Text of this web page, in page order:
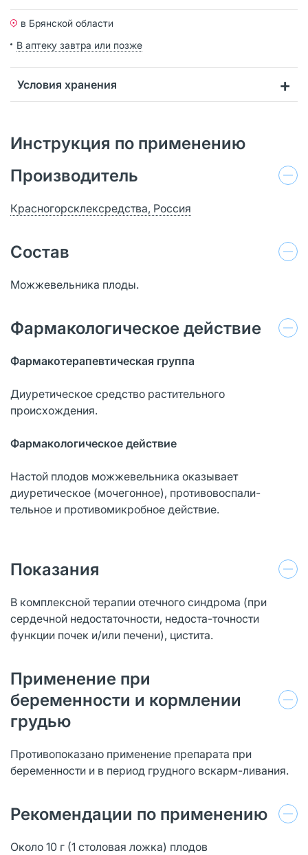
в Брянской области
В аптеку завтра или позже
Условия хранения
Инструкция по применению
Производитель
Красногорсклексредства, Россия
Состав
Можжевельника плоды.
Фармакологическое действие
Фармакотерапевтическая группа
Диуретическое средство растительного
происхождения.
Фармакологическое действие
Настой плодов можжевельника оказывает
диуретическое (мочегонное), противовоспали-
тельное и противомикробное действие.
Показания
В комплексной терапии отечного синдрома (при
сердечной недостаточности, недоста-точности
функции почек и/или печени), цистита.
Применение при
беременности и кормлении
грудью
Противопоказано применение препарата при
беременности и в период грудного вскарм-ливания.
Рекомендации по применению
Около 10 г (1 столовая ложка) плодов